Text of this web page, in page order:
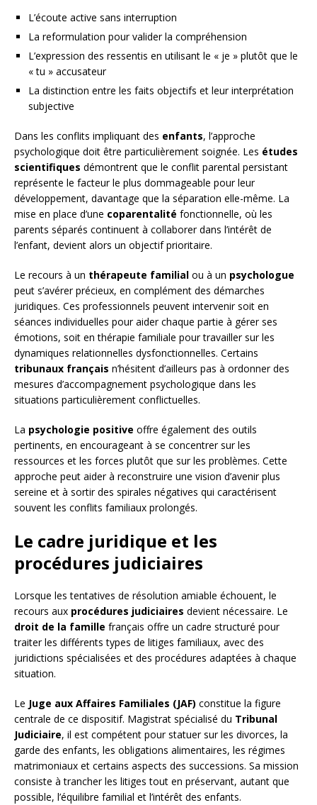
L’écoute active sans interruption
La reformulation pour valider la compréhension
L’expression des ressentis en utilisant le « je » plutôt que le
« tu » accusateur
La distinction entre les faits objectifs et leur interprétation
subjective
Dans les conflits impliquant des enfants, l’approche
psychologique doit être particulièrement soignée. Les études
scientifiques démontrent que le conflit parental persistant
représente le facteur le plus dommageable pour leur
développement, davantage que la séparation elle-même. La
mise en place d’une coparentalité fonctionnelle, où les
parents séparés continuent à collaborer dans l’intérêt de
l’enfant, devient alors un objectif prioritaire.
Le recours à un thérapeute familial ou à un psychologue
peut s’avérer précieux, en complément des démarches
juridiques. Ces professionnels peuvent intervenir soit en
séances individuelles pour aider chaque partie à gérer ses
émotions, soit en thérapie familiale pour travailler sur les
dynamiques relationnelles dysfonctionnelles. Certains
tribunaux français n’hésitent d’ailleurs pas à ordonner des
mesures d’accompagnement psychologique dans les
situations particulièrement conflictuelles.
La psychologie positive offre également des outils
pertinents, en encourageant à se concentrer sur les
ressources et les forces plutôt que sur les problèmes. Cette
approche peut aider à reconstruire une vision d’avenir plus
sereine et à sortir des spirales négatives qui caractérisent
souvent les conflits familiaux prolongés.
Le cadre juridique et les
procédures judiciaires
Lorsque les tentatives de résolution amiable échouent, le
recours aux procédures judiciaires devient nécessaire. Le
droit de la famille français offre un cadre structuré pour
traiter les différents types de litiges familiaux, avec des
juridictions spécialisées et des procédures adaptées à chaque
situation.
Le Juge aux Affaires Familiales (JAF) constitue la figure
centrale de ce dispositif. Magistrat spécialisé du Tribunal
Judiciaire, il est compétent pour statuer sur les divorces, la
garde des enfants, les obligations alimentaires, les régimes
matrimoniaux et certains aspects des successions. Sa mission
consiste à trancher les litiges tout en préservant, autant que
possible, l’équilibre familial et l’intérêt des enfants.